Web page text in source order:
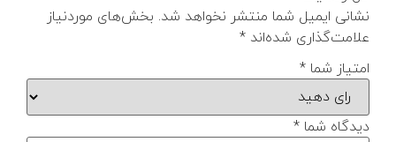
نشانی ایمیل شما منتشر نخواهد شد. بخش‌های موردنیاز
علامت‌گذاری شده‌اند *
امتیاز شما *
دیدگاه شما *